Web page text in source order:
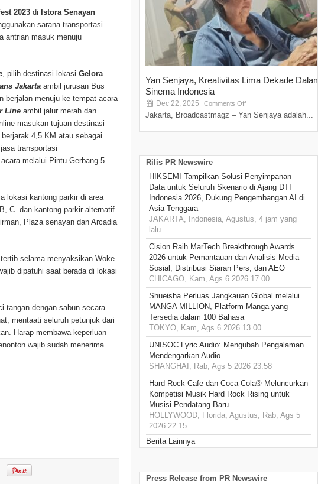
2023 di Istora Senayan
sarana transportasi
antrian masuk menuju
, pilih destinasi lokasi Gelora
Jakarta ambil jurusan Bus
berjalan menuju ke tempat acara
Line ambil jalur merah dan
masukan tujuan destinasi
4,5 KM atau sebagai
transportasi
melalui Pintu Gerbang 5
lokasi kantong parkir di area
C dan kantong parkir alternatif
Plaza senayan dan Arcadia
selama menyaksikan Woke
dipatuhi saat berada di lokasi
tangan dengan sabun secara
mentaati seluruh petunjuk dari
Harap membawa keperluan
wajib sudah menerima
Yan Senjaya, Kreativitas Lima Dekade Dalam
Sinema Indonesia
Dec 22, 2025 Comments Off
Jakarta, Broadcastmagz – Yan Senjaya adalah...
Rilis PR Newswire
HIKSEMI Tampilkan Solusi Penyimpanan
Data untuk Seluruh Skenario di Ajang DTI
Indonesia 2026, Dukung Pengembangan AI di
Asia Tenggara
JAKARTA, Indonesia, Agustus, 4 jam yang
lalu
Cision Raih MarTech Breakthrough Awards
2026 untuk Pemantauan dan Analisis Media
Sosial, Distribusi Siaran Pers, dan AEO
CHICAGO, Kam, Ags 6 2026 17.00
Shueisha Perluas Jangkauan Global melalui
MANGA MILLION, Platform Manga yang
Tersedia dalam 100 Bahasa
TOKYO, Kam, Ags 6 2026 13.00
UNISOC Lyric Audio: Mengubah Pengalaman
Mendengarkan Audio
SHANGHAI, Rab, Ags 5 2026 23.58
Hard Rock Cafe dan Coca-Cola® Meluncurkan
Kompetisi Musik Hard Rock Rising untuk
Musisi Pendatang Baru
HOLLYWOOD, Florida, Agustus, Rab, Ags 5
2026 22.15
Berita Lainnya
Press Release from PR Newswire